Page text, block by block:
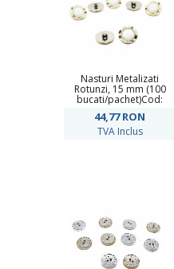
Nasturi Metalizati
Rotunzi, 15 mm (100
bucati/pachet)Cod:
44,77RON
TVA Inclus